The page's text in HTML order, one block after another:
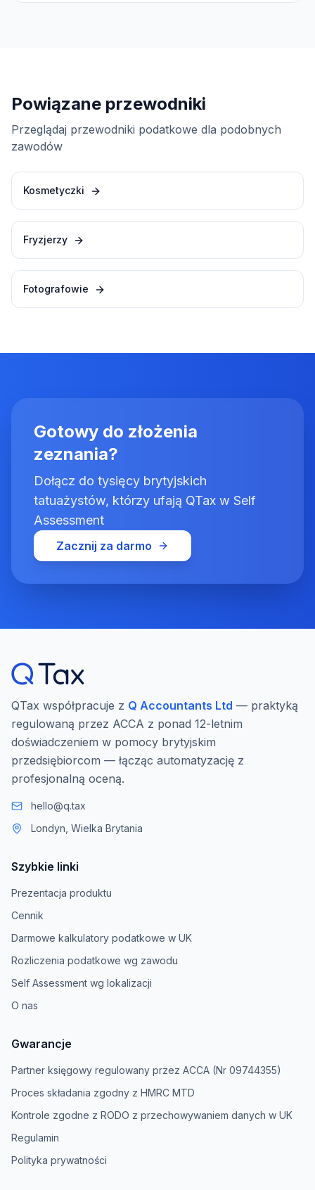
Powiązane przewodniki
Przeglądaj przewodniki podatkowe dla podobnych
zawodów
Kosmetyczki
Fryzjerzy
Fotografowie
Gotowy do złożenia
zeznania?
Dołącz do tysięcy brytyjskich
tatuażystów, którzy ufają QTax w Self
Assessment
Zacznij za darmo
QTax współpracuje z Q Accountants Ltd — praktyką
regulowaną przez ACCA z ponad 12-letnim
doświadczeniem w pomocy brytyjskim
przedsiębiorcom — łącząc automatyzację z
profesjonalną oceną.
hello@q.tax
Londyn, Wielka Brytania
Szybkie linki
Prezentacja produktu
Cennik
Darmowe kalkulatory podatkowe w UK
Rozliczenia podatkowe wg zawodu
Self Assessment wg lokalizacji
O nas
Gwarancje
Partner księgowy regulowany przez ACCA (Nr 09744355)
Proces składania zgodny z HMRC MTD
Kontrole zgodne z RODO z przechowywaniem danych w UK
Regulamin
Polityka prywatności